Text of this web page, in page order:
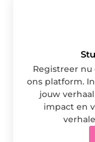
Registreer
ons platform.
jouw
impact en